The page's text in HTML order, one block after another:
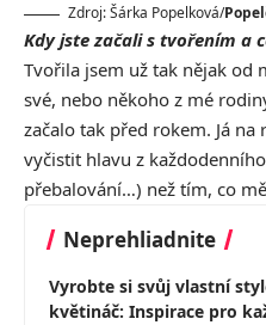
Zdroj: Šárka Popelková/
Kdy jste začali s tvořením a
Tvořila jsem už tak nějak od
své, nebo někoho z mé
začalo tak před rokem. Já na
vyčistit hlavu z
přebalování…) než tím, co
Neprehliadnite
Vyrobte si svůj vlastní
květináč: Inspirace pro